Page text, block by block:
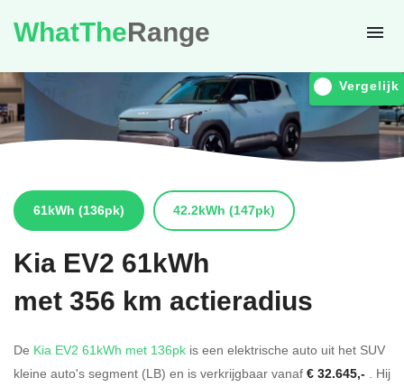
WhatTheRange
Vergelijk
61kWh (136pk) 42.2kWh (147pk)
Kia EV2 61kWh
met 356 km actieradius
De Kia EV2 61kWh met 136pk is een elektrische auto uit het SUV
kleine auto's segment (LB) en is verkrijgbaar vanaf € 32.645,- . Hij